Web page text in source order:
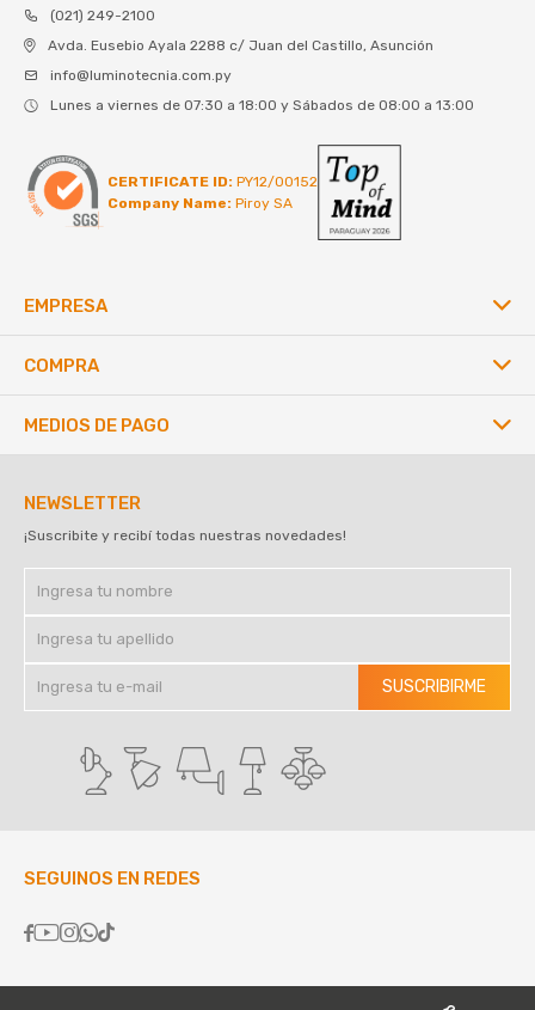
(021) 249-2100
Avda. Eusebio Ayala 2288 c/ Juan del Castillo, Asunción
info@luminotecnia.com.py
Lunes a viernes de 07:30 a 18:00 y Sábados de 08:00 a 13:00
CERTIFICATE ID: PY12/00152
Company Name: Piroy SA
EMPRESA
COMPRA
NEWSLETTER
¡Suscribite y recibí todas nuestras novedades!
SUSCRIBIRME
SEGUINOS EN REDES

MEDIOS DE PAGO